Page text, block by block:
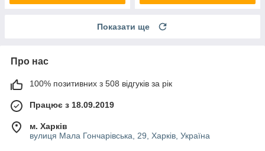
Показати ще
Про нас
100% позитивних з 508 відгуків за рік
Працює з 18.09.2019
м. Харків
вулиця Мала Гончарівська, 29, Харків, Україна